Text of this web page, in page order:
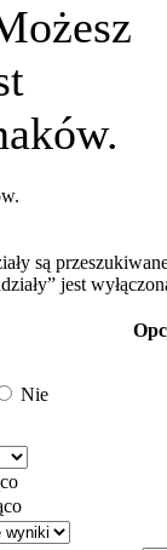
są
jest
Nie